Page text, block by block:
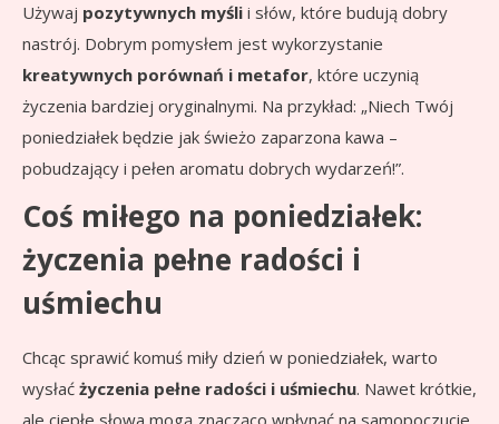
Używaj pozytywnych myśli i słów, które budują dobry
nastrój. Dobrym pomysłem jest wykorzystanie
kreatywnych porównań i metafor, które uczynią
życzenia bardziej oryginalnymi. Na przykład: „Niech Twój
poniedziałek będzie jak świeżo zaparzona kawa –
pobudzający i pełen aromatu dobrych wydarzeń!”.
Coś miłego na poniedziałek:
życzenia pełne radości i
uśmiechu
Chcąc sprawić komuś miły dzień w poniedziałek, warto
wysłać życzenia pełne radości i uśmiechu. Nawet krótkie,